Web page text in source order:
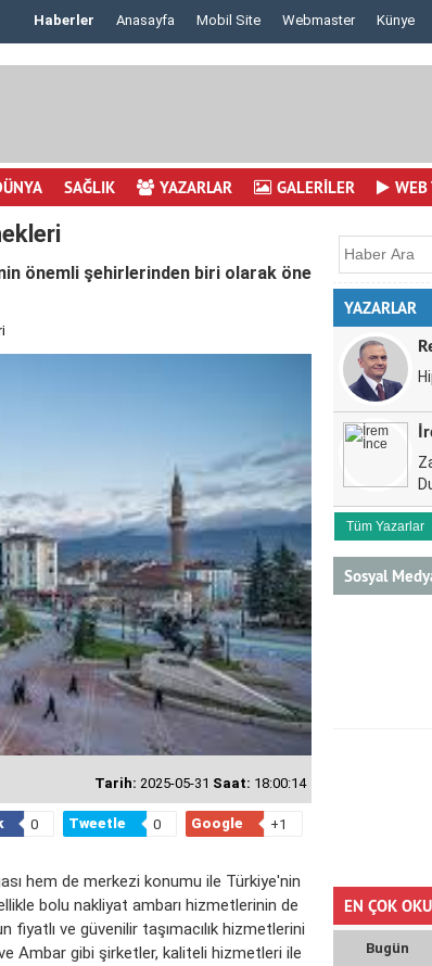
Çizdirme Eskide Kaldı: Görme Kusurlarının.. Lazerden
Haberler Anasayfa Mobil Site Webmaster Künye
SAĞLIK YAZARLAR GALERİLER WEB
önemli şehirlerinden biri olarak öne
Tarih: 2025-05-31 Saat: 18:00:14
0 Tweetle 0 Google +1
hem de merkezi konumu ile Türkiye'nin
bolu nakliyat ambarı hizmetlerinin de
ve güvenilir taşımacılık hizmetlerini
Ambar gibi şirketler, kaliteli hizmetleri ile
YAZARLAR
Tüm Yazarlar
Sosyal
EN ÇOK
Bugün